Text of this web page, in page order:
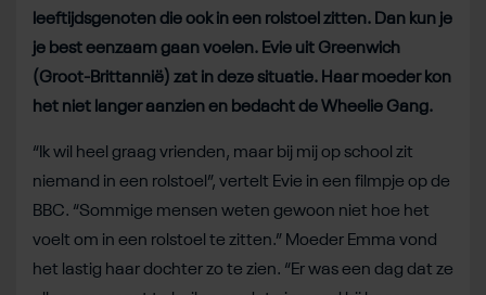
leeftijdsgenoten die ook in een rolstoel zitten. Dan kun je
je best eenzaam gaan voelen. Evie uit Greenwich
(Groot-Brittannië) zat in deze situatie. Haar moeder kon
het niet langer aanzien en bedacht de Wheelie Gang.
“Ik wil heel graag vrienden, maar bij mij op school zit
niemand in een rolstoel”, vertelt Evie in een filmpje op de
BBC. “Sommige mensen weten gewoon niet hoe het
voelt om in een rolstoel te zitten.” Moeder Emma vond
het lastig haar dochter zo te zien. “Er was een dag dat ze